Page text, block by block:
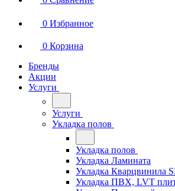
0 Избранное
0 Корзина
Бренды
Акции
Услуги
Услуги
Укладка полов
Укладка полов
Укладка Ламината
Укладка Кварцвинила
Укладка ПВХ, LVT